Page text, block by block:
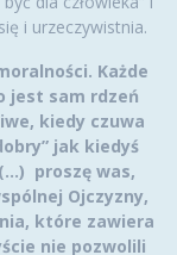
i urzeczywistnia.
Każde
jest sam rdzeń
kiedy czuwa
jak kiedyś
proszę was,
Ojczyzny,
które zawiera
nie pozwolili